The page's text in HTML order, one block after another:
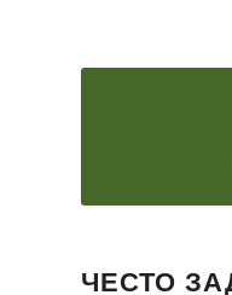
ЧЕСТО